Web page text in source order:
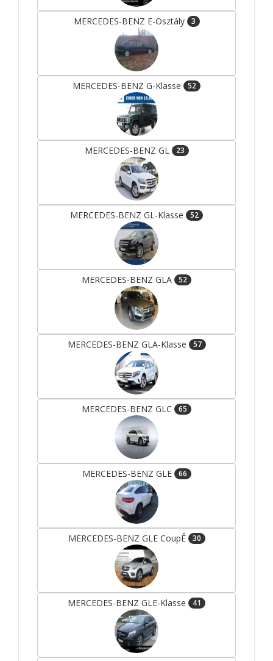
MERCEDES-BENZ E-Osztály 3
MERCEDES-BENZ G-Klasse 52
MERCEDES-BENZ GL 23
MERCEDES-BENZ GL-Klasse 52
MERCEDES-BENZ GLA 52
MERCEDES-BENZ GLA-Klasse 57
MERCEDES-BENZ GLC 65
MERCEDES-BENZ GLE 66
MERCEDES-BENZ GLE CoupÊ 30
MERCEDES-BENZ GLE-Klasse 41